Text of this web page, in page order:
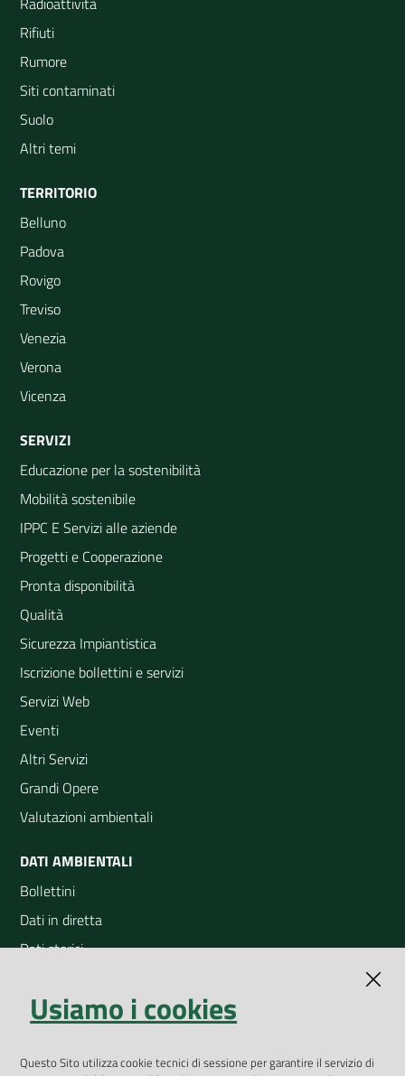
Rifiuti
Rumore
Siti contaminati
Suolo
Altri temi
TERRITORIO
Belluno
Padova
Rovigo
Treviso
Venezia
Verona
Vicenza
SERVIZI
Educazione per la sostenibilità
Mobilità sostenibile
IPPC E Servizi alle aziende
Progetti e Cooperazione
Pronta disponibilità
Qualità
Sicurezza Impiantistica
Iscrizione bollettini e servizi
Servizi Web
Eventi
Altri Servizi
Grandi Opere
Valutazioni ambientali
DATI AMBIENTALI
Bollettini
Dati in diretta
Dati storici
Open Data
App Arpav
Usiamo i cookies
Questo Sito utilizza cookie tecnici di sessione per garantire il servizio di